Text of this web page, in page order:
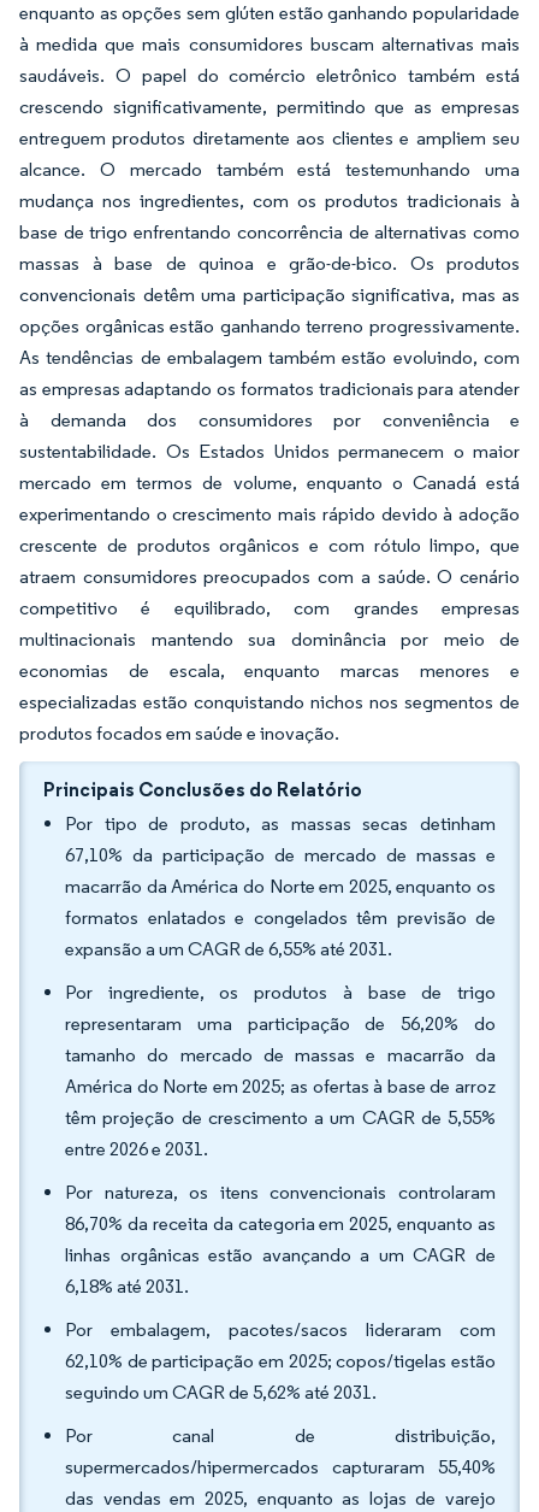
enquanto as opções sem glúten estão ganhando popularidade
à medida que mais consumidores buscam alternativas mais
saudáveis. O papel do comércio eletrônico também está
crescendo significativamente, permitindo que as empresas
entreguem produtos diretamente aos clientes e ampliem seu
alcance. O mercado também está testemunhando uma
mudança nos ingredientes, com os produtos tradicionais à
base de trigo enfrentando concorrência de alternativas como
massas à base de quinoa e grão-de-bico. Os produtos
convencionais detêm uma participação significativa, mas as
opções orgânicas estão ganhando terreno progressivamente.
As tendências de embalagem também estão evoluindo, com
as empresas adaptando os formatos tradicionais para atender
à demanda dos consumidores por conveniência e
sustentabilidade. Os Estados Unidos permanecem o maior
mercado em termos de volume, enquanto o Canadá está
experimentando o crescimento mais rápido devido à adoção
crescente de produtos orgânicos e com rótulo limpo, que
atraem consumidores preocupados com a saúde. O cenário
competitivo é equilibrado, com grandes empresas
multinacionais mantendo sua dominância por meio de
economias de escala, enquanto marcas menores e
especializadas estão conquistando nichos nos segmentos de
produtos focados em saúde e inovação.
Principais Conclusões do Relatório
Por tipo de produto, as massas secas detinham
67,10% da participação de mercado de massas e
macarrão da América do Norte em 2025, enquanto os
formatos enlatados e congelados têm previsão de
expansão a um CAGR de 6,55% até 2031.
Por ingrediente, os produtos à base de trigo
representaram uma participação de 56,20% do
tamanho do mercado de massas e macarrão da
América do Norte em 2025; as ofertas à base de arroz
têm projeção de crescimento a um CAGR de 5,55%
entre 2026 e 2031.
Por natureza, os itens convencionais controlaram
86,70% da receita da categoria em 2025, enquanto as
linhas orgânicas estão avançando a um CAGR de
6,18% até 2031.
Por embalagem, pacotes/sacos lideraram com
62,10% de participação em 2025; copos/tigelas estão
seguindo um CAGR de 5,62% até 2031.
Por canal de distribuição,
supermercados/hipermercados capturaram 55,40%
das vendas em 2025, enquanto as lojas de varejo